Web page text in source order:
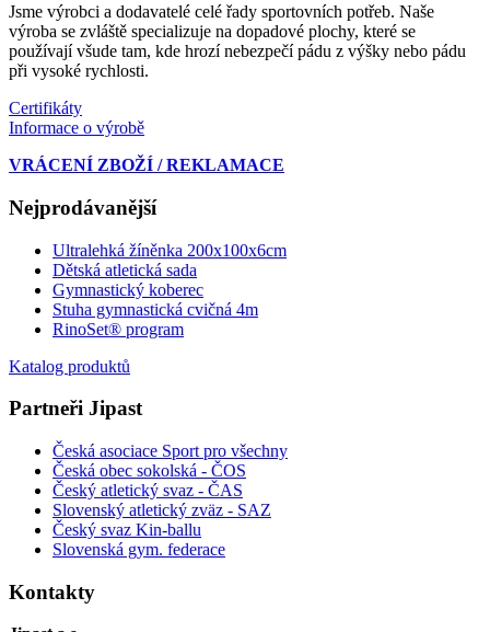
Jsme výrobci a dodavatelé celé řady sportovních potřeb. Naše
výroba se zvláště specializuje na dopadové plochy, které se
používají všude tam, kde hrozí nebezpečí pádu z výšky nebo pádu
při vysoké rychlosti.
Certifikáty
Informace o výrobě
VRÁCENÍ ZBOŽÍ / REKLAMACE
Nejprodávanější
Ultralehká žíněnka 200x100x6cm
Dětská atletická sada
Gymnastický koberec
Stuha gymnastická cvičná 4m
RinoSet® program
Katalog produktů
Partneři Jipast
Česká asociace Sport pro všechny
Česká obec sokolská - ČOS
Český atletický svaz - ČAS
Slovenský atletický zväz - SAZ
Český svaz Kin-ballu
Slovenská gym. federace
Kontakty